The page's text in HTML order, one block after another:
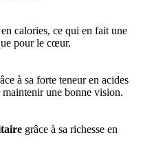
calories, ce qui en fait une
pour le cœur.
à sa forte teneur en acides
une bonne vision.
grâce à sa richesse en